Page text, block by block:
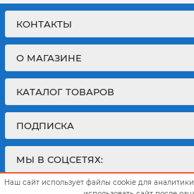
КОНТАКТЫ
О МАГАЗИНЕ
КАТАЛОГ ТОВАРОВ
ПОДПИСКА
МЫ В СОЦСЕТЯХ:
Наш сайт использует файлы cookie для